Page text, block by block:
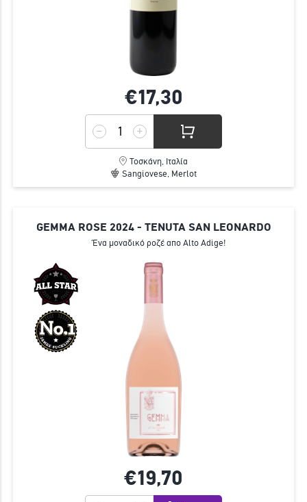
€17,30
Τοσκάνη, Ιταλία
Sangiovese, Merlot
GEMMA ROSE 2024 - TENUTA SAN LEONARDO
Ένα μοναδικό ροζέ απο Alto Adige!
€19,70